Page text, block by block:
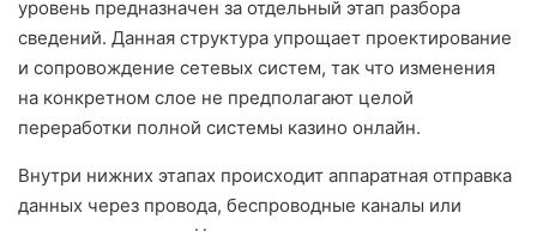
уровень предназначен за отдельный этап разбора
сведений. Данная структура упрощает проектирование
и сопровождение сетевых систем, так что изменения
на конкретном слое не предполагают целой
переработки полной системы казино онлайн.
Внутри нижних этапах происходит аппаратная отправка
данных через провода, беспроводные каналы или